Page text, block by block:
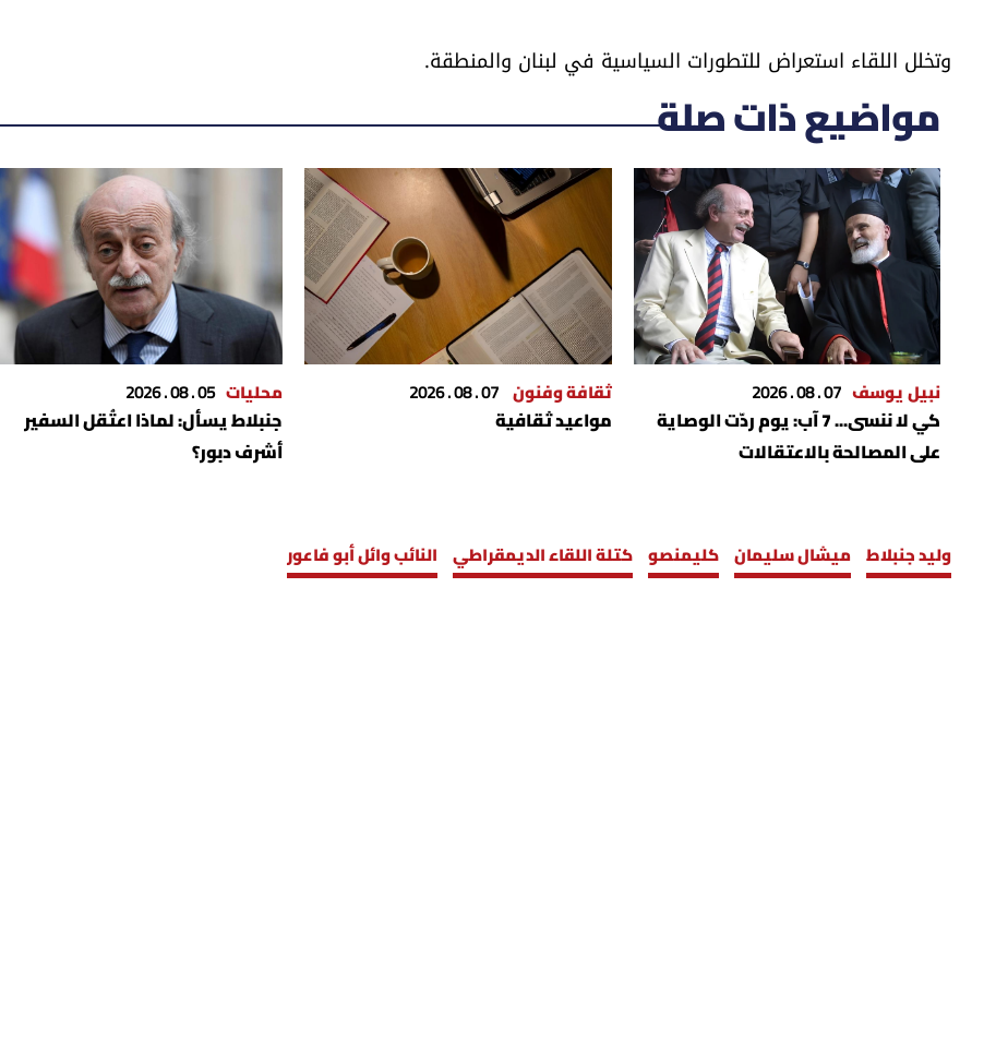
وتخلل اللقاء استعراض للتطورات السياسية في لبنان والمنطقة.
مواضيع ذات صلة
نبيل يوسف 07 . 08 . 2026
كي لا ننسى... 7 آب: يوم ردّت الوصاية
على المصالحة بالاعتقالات
ثقافة وفنون 07 . 08 . 2026
مواعيد ثقافية
محليات 05 . 08 . 2026
جنبلاط يسأل: لماذا اعتُقل السفير
أشرف دبور؟
وليد جنبلاط ميشال سليمان كليمنصو كتلة اللقاء الديمقراطي النائب وائل أبو فاعور